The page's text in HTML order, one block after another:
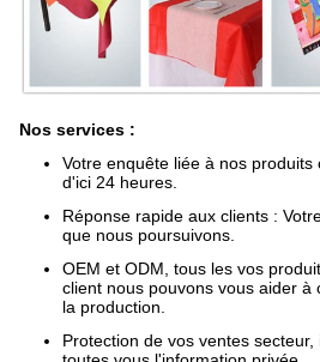
Nos services :
Votre enquête liée à nos
d'ici 24 heures.
Réponse rapide aux clients :
que nous poursuivons.
OEM et ODM, tous les vos
client nous pouvons vous aider à
la production.
Protection de vos ventes